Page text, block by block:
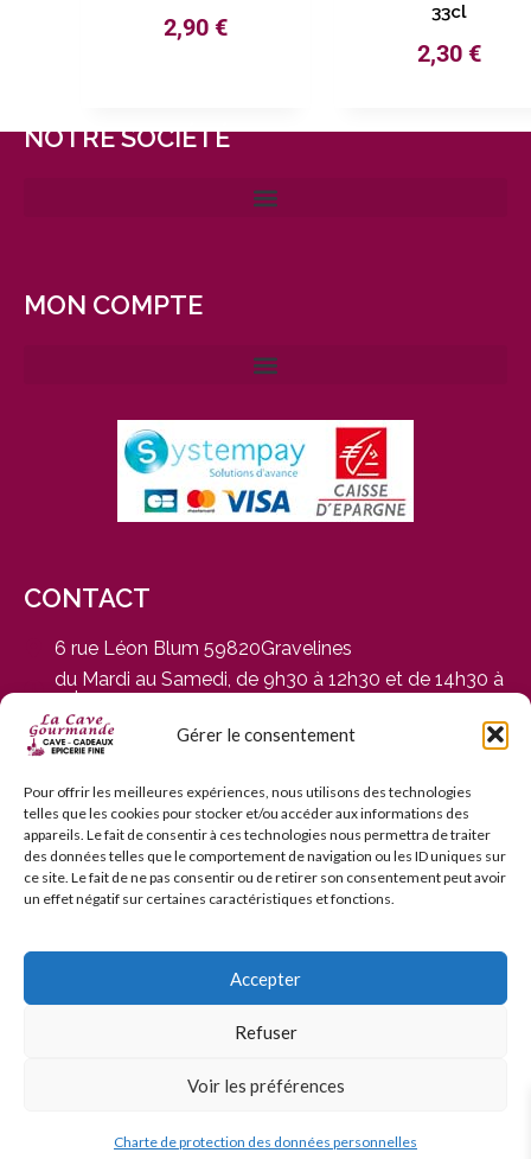
Gérer le consentement
Pour offrir les meilleures expériences, nous utilisons des technologies
telles que les cookies pour stocker et/ou accéder aux informations des
appareils. Le fait de consentir à ces technologies nous permettra de traiter
des données telles que le comportement de navigation ou les ID uniques sur
ce site. Le fait de ne pas consentir ou de retirer son consentement peut avoir
un effet négatif sur certaines caractéristiques et fonctions.
Accepter
Refuser
Voir les préférences
Charte de protection des données personnelles
2,90 €
33cl
2,30 €
NOTRE SOCIÉTÉ
MON COMPTE
CONTACT
6 rue Léon Blum 59820Gravelines
du Mardi au Samedi, de 9h30 à 12h30 et de 14h30 à
19h
03 28 65 01 92
contact@cavegourmande.fr
www.cavegourmande.fr
CONSOMMER AVEC MODÉRATION — INTERDICTION DE
VENTE AUX MINEURS DE MOINS DE 18 ANS
© 2006–2026 La Cave Gourmande. Tous droits réservés.